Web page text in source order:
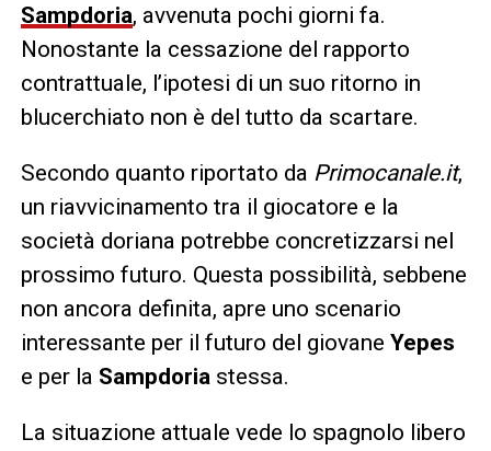
Sampdoria, avvenuta pochi giorni fa.
Nonostante la cessazione del rapporto
contrattuale, l’ipotesi di un suo ritorno in
blucerchiato non è del tutto da scartare.
Secondo quanto riportato da Primocanale.it,
un riavvicinamento tra il giocatore e la
società doriana potrebbe concretizzarsi nel
prossimo futuro. Questa possibilità, sebbene
non ancora definita, apre uno scenario
interessante per il futuro del giovane Yepes
e per la Sampdoriastessa.
La situazione attuale vede lo spagnolo libero